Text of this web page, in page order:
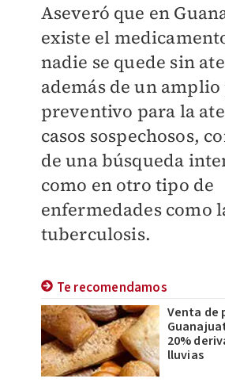
Aseveró que en
existe el
nadie se quede sin
además de un
preventivo para la
casos sospechosos,
de una búsqueda
como en otro tipo de
enfermedades como
tuberculosis.
Te recomendamos
Venta de
20%
lluvias